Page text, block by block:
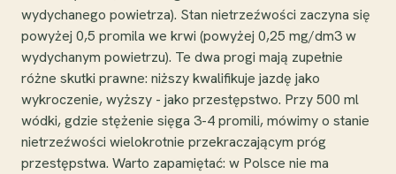
wydychanego powietrza). Stan nietrzeźwości zaczyna się
powyżej 0,5 promila we krwi (powyżej 0,25 mg/dm3 w
wydychanym powietrzu). Te dwa progi mają zupełnie
różne skutki prawne: niższy kwalifikuje jazdę jako
wykroczenie, wyższy - jako przestępstwo. Przy 500 ml
wódki, gdzie stężenie sięga 3-4 promili, mówimy o stanie
nietrzeźwości wielokrotnie przekraczającym próg
przestępstwa. Warto zapamiętać: w Polsce nie ma